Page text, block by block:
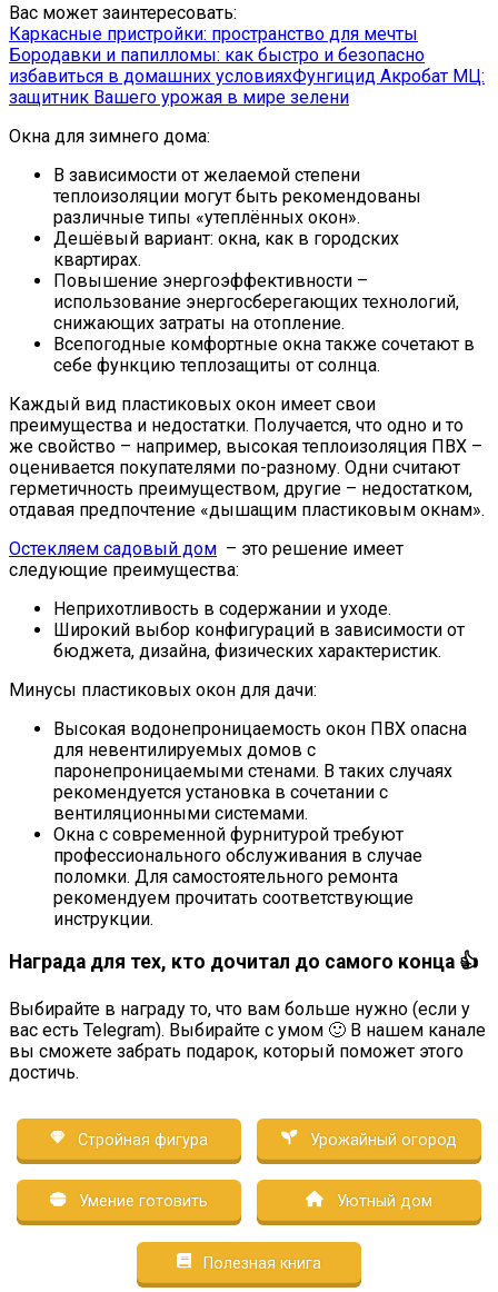
Вас может заинтересовать:
Каркасные пристройки: пространство для мечты
Бородавки и папилломы: как быстро и безопасно
избавиться в домашних условияхФунгицид Акробат МЦ:
защитник Вашего урожая в мире зелени
Окна для зимнего дома:
В зависимости от желаемой степени
теплоизоляции могут быть рекомендованы
различные типы «утеплённых окон».
Дешёвый вариант: окна, как в городских
квартирах.
Повышение энергоэффективности –
использование энергосберегающих технологий,
снижающих затраты на отопление.
Всепогодные комфортные окна также сочетают в
себе функцию теплозащиты от солнца.
Каждый вид пластиковых окон имеет свои
преимущества и недостатки. Получается, что одно и то
же свойство – например, высокая теплоизоляция ПВХ –
оценивается покупателями по-разному. Одни считают
герметичность преимуществом, другие – недостатком,
отдавая предпочтение «дышащим пластиковым окнам».
Остекляем садовый дом – это решение имеет
следующие преимущества:
Неприхотливость в содержании и уходе.
Широкий выбор конфигураций в зависимости от
бюджета, дизайна, физических характеристик.
Минусы пластиковых окон для дачи:
Высокая водонепроницаемость окон ПВХ опасна
для невентилируемых домов с
паронепроницаемыми стенами. В таких случаях
рекомендуется установка в сочетании с
вентиляционными системами.
Окна с современной фурнитурой требуют
профессионального обслуживания в случае
поломки. Для самостоятельного ремонта
рекомендуем прочитать соответствующие
инструкции.
Награда для тех, кто дочитал до самого конца 👍
Выбирайте в награду то, что вам больше нужно (если у
вас есть Telegram). Выбирайте с умом 🙂 В нашем канале
вы сможете забрать подарок, который поможет этого
достичь.
Стройная фигура Урожайный огород
Умение готовить Уютный дом
Полезная книга